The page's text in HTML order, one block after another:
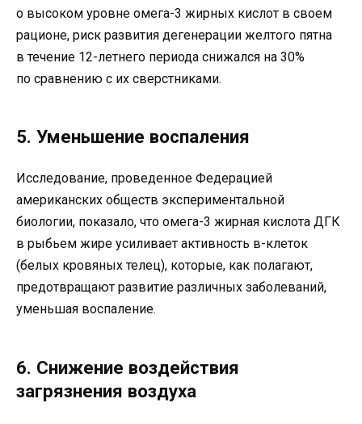
о высоком уровне омега-3 жирных кислот в своем
рационе, риск развития дегенерации желтого пятна
в течение 12-летнего периода снижался на 30%
по сравнению с их сверстниками.
5. Уменьшение воспаления
Исследование, проведенное Федерацией
американских обществ экспериментальной
биологии, показало, что омега-3 жирная кислота ДГК
в рыбьем жире усиливает активность в-клеток
(белых кровяных телец), которые, как полагают,
предотвращают развитие различных заболеваний,
уменьшая воспаление.
6. Снижение воздействия
загрязнения воздуха